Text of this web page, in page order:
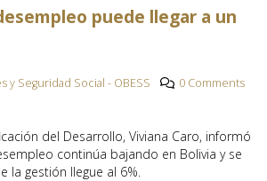
puede llegar a un
y Seguridad Social - OBESS
0 Comments
del Desarrollo, Viviana Caro, informó
continúa bajando en Bolivia y se
la gestión llegue al 6%.